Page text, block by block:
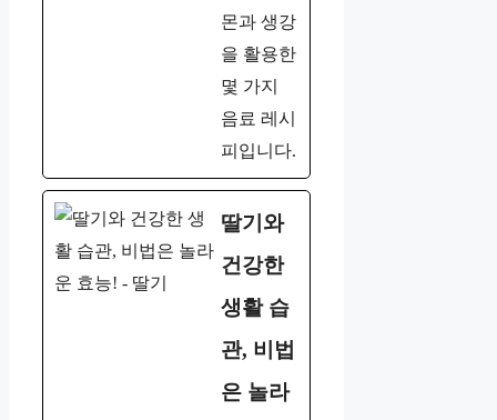
몬과 생강
을 활용한
몇 가지
음료 레시
피입니다.
딸기와
건강한
생활 습
관, 비법
은 놀라